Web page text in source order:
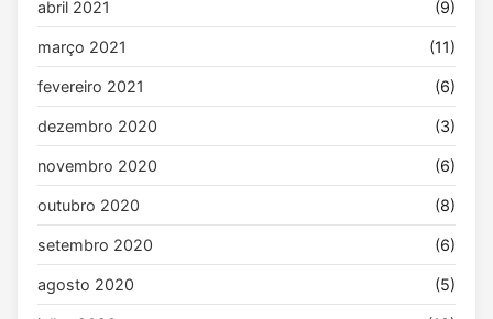
abril 2021 (9)
março 2021 (11)
fevereiro 2021 (6)
dezembro 2020 (3)
novembro 2020 (6)
outubro 2020 (8)
setembro 2020 (6)
agosto 2020 (5)